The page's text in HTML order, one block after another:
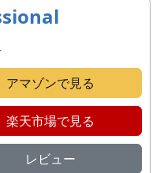
アマゾンで見る
楽天市場で見る
レビュー